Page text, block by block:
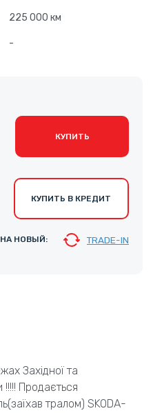
225 000 км
-
КУПИТЬ
КУПИТЬ В КРЕДИТ
НОВЫЙ:
TRADE-IN
Західної та
!!!!! Продається
тралом) SKODA-